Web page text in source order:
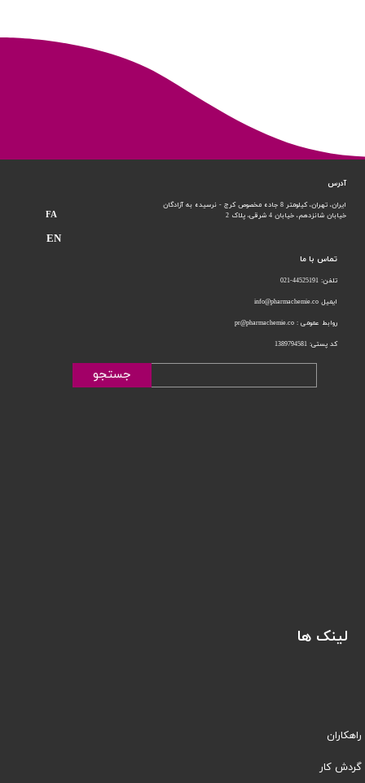
تماس با ما
تلفن: 44525191-021
ایمیل info@pharmachemie.co
روابط عمومی : pr@pharmachemie.co
کد پستی: 1389794581
آدرس
ایران، تهران، کیلومتر 8 جاده مخصوص کرج - نرسیده به آزادگان
خیابان شانزدهم، خیابان 4 شرقی، پلاک 2
جستجو
لینک ها
راهکاران
​​گردش کار
FA